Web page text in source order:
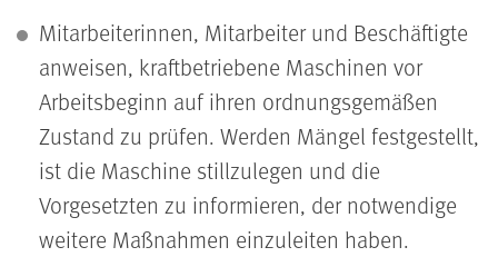
Mitarbeiterinnen, Mitarbeiter und Beschäftigte
anweisen, kraftbetriebene Maschinen vor
Arbeitsbeginn auf ihren ordnungsgemäßen
Zustand zu prüfen. Werden Mängel festgestellt,
ist die Maschine stillzulegen und die
Vorgesetzten zu informieren, der notwendige
weitere Maßnahmen einzuleiten haben.